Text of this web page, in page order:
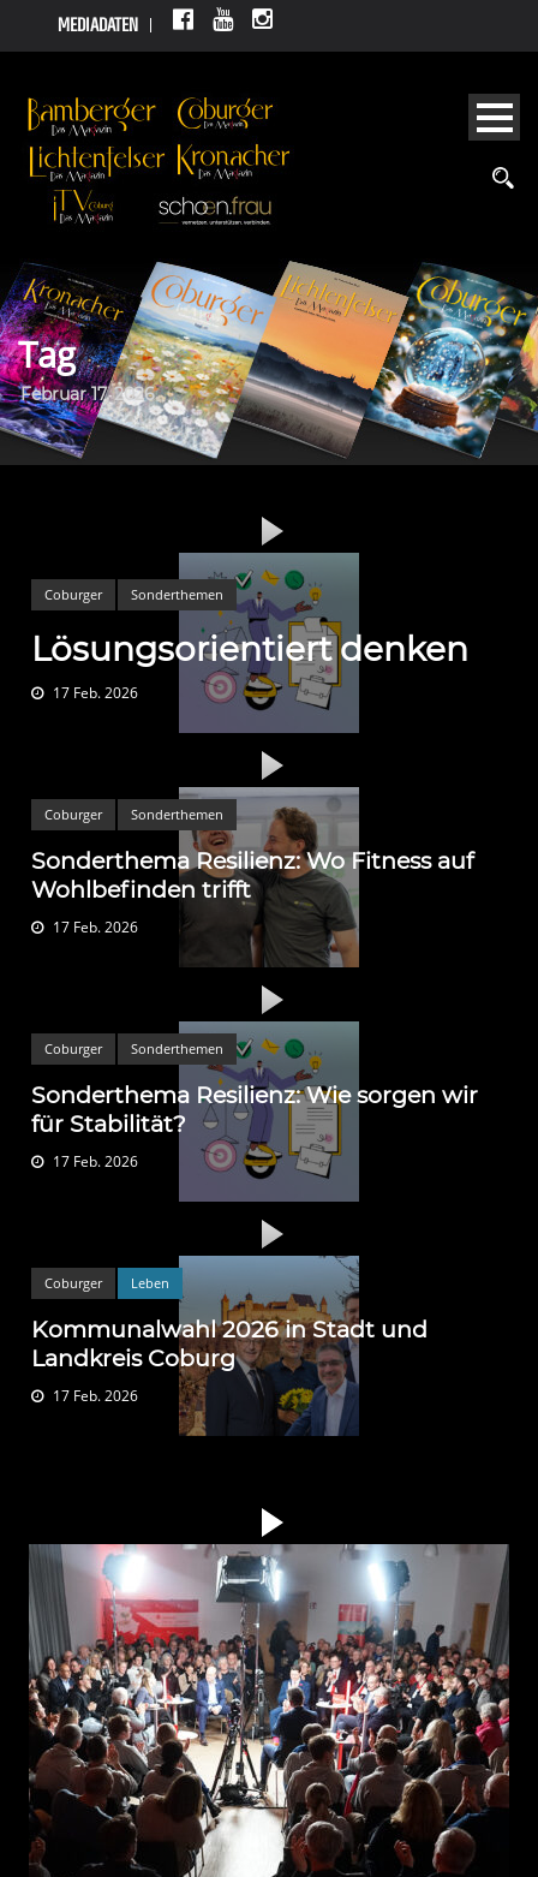
MEDIADATEN
Tag
Februar 17, 2026
Coburger Sonderthemen
Lösungsorientiert denken
17 Feb. 2026
Coburger Sonderthemen
Sonderthema Resilienz: Wo Fitness auf
Wohlbefinden trifft
17 Feb. 2026
Coburger Sonderthemen
Sonderthema Resilienz: Wie sorgen wir
für Stabilität?
17 Feb. 2026
Coburger Leben
Kommunalwahl 2026 in Stadt und
Landkreis Coburg
17 Feb. 2026